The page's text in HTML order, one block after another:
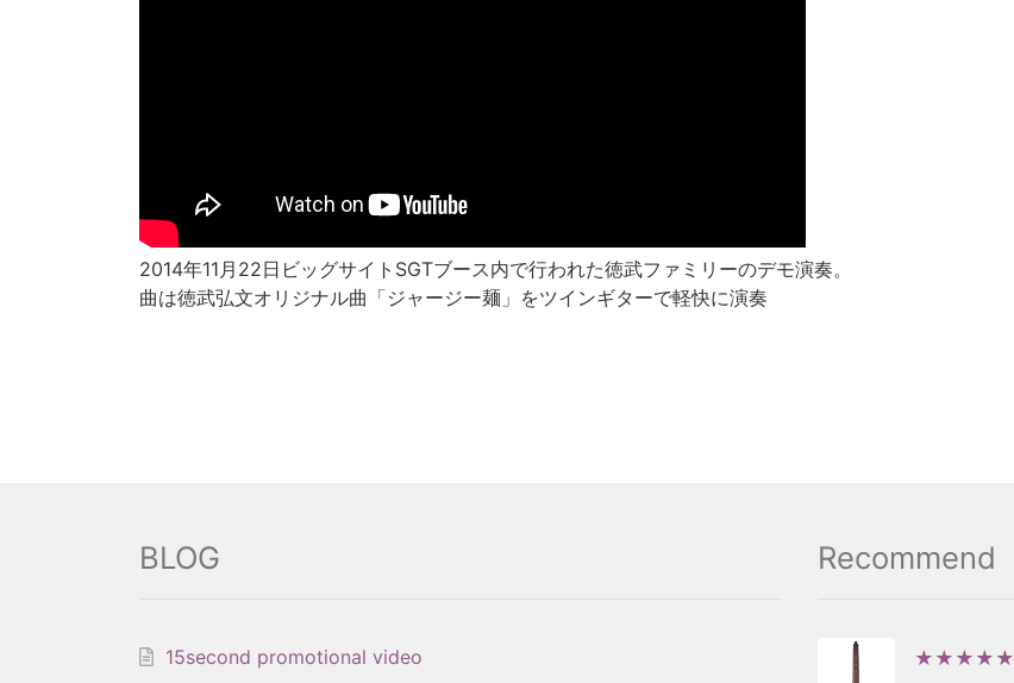
2014年11月22日ビッグサイトSGTブース内で行われた徳武ファミリーのデモ演奏。
曲は徳武弘文オリジナル曲「ジャージー麺」をツインギターで軽快に演奏
BLOG
15second promotional video
Recommend
★★★★★